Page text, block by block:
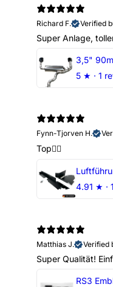
Richard F.
Verified
Super Anlage,
5 ★ · 1
Fynn-Tjorven H.
Top👍🏼
4.91 ★ ·
Matthias J.
Verified
Super Qualität!